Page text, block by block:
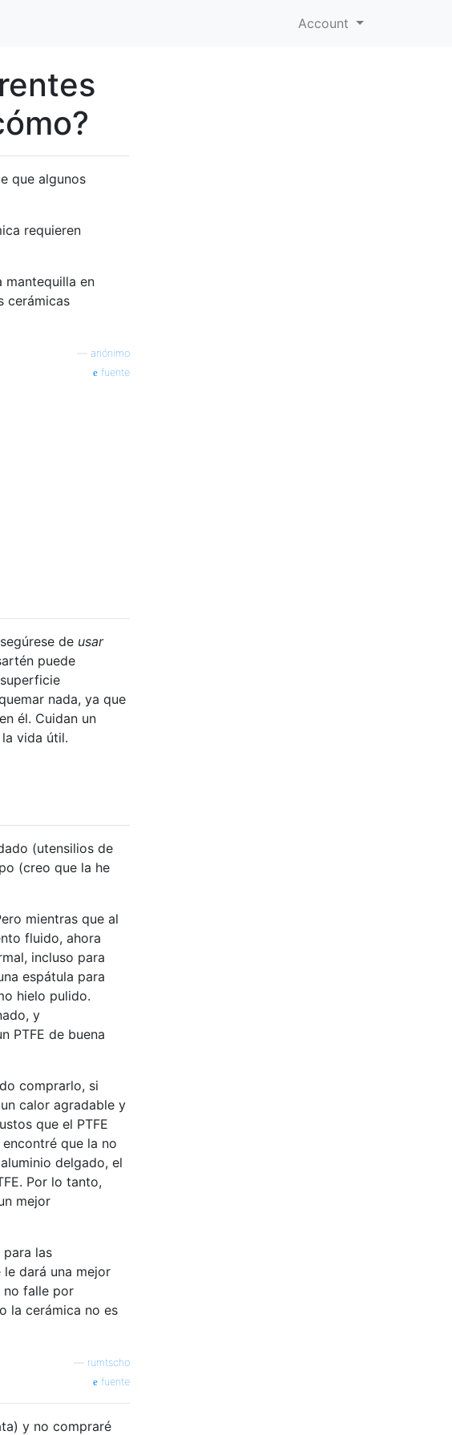
Account
que algunos
requieren
mantequilla en
cerámicas
anónimo
fuente
de usar
puede
nada, ya que
él. Cuidan un
vida útil.
(utensilios de
(creo que la he
mientras que al
fluido, ahora
incluso para
espátula para
hielo pulido.
y
PTFE de buena
comprarlo, si
calor agradable y
que el PTFE
que la no
delgado, el
Por lo tanto,
mejor
las
dará una mejor
no falle por
la cerámica no es
rumtscho
fuente
y no compraré